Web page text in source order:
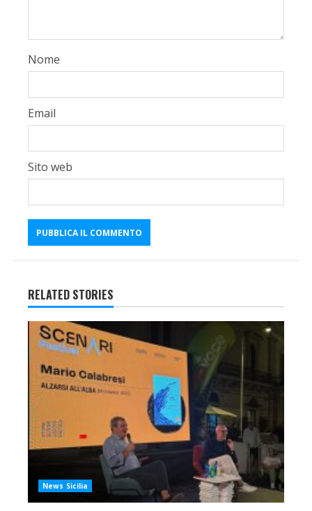
Nome
Email
Sito web
RELATED STORIES
News Sicilia